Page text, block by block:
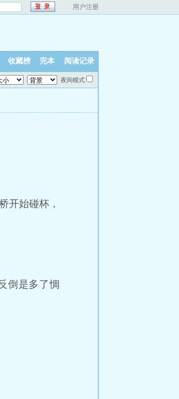
用户注册
收藏榜 完本 阅读记录
夜间模式
开始碰杯，
倒是多了惆